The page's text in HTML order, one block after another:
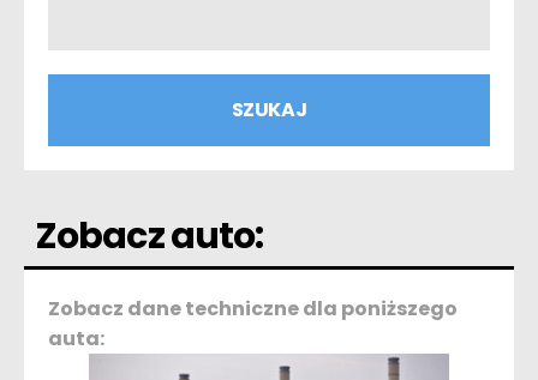
Zobacz auto:
Zobacz dane techniczne dla poniższego
auta: